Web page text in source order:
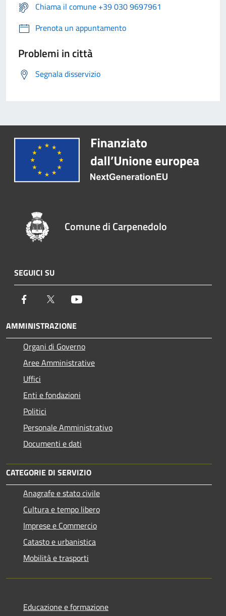
Chiama il comune +39 030 9697961
Prenota un appuntamento
Problemi in città
Segnala disservizio
Comune di Carpenedolo
SEGUICI SU
Facebook Twitter
AMMINISTRAZIONE
Organi di Governo
Aree Amministrative
Uffici
Enti e fondazioni
Politici
Personale Amministrativo
Documenti e dati
CATEGORIE DI SERVIZIO
Anagrafe e stato civile
Cultura e tempo libero
Imprese e Commercio
Catasto e urbanistica
Mobilità e trasporti
Educazione e formazione